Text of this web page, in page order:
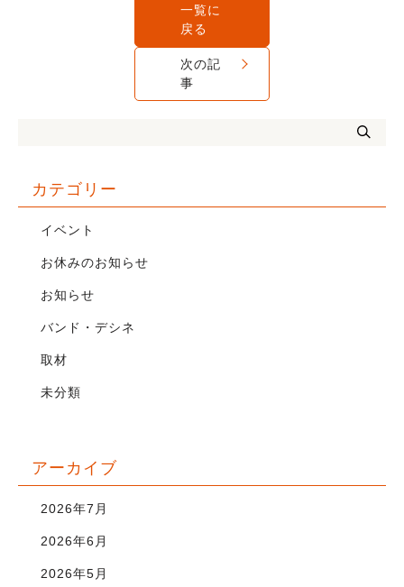
一覧に
戻る
次の記
事
カテゴリー
イベント
お休みのお知らせ
お知らせ
バンド・デシネ
取材
未分類
アーカイブ
2026年7月
2026年6月
2026年5月